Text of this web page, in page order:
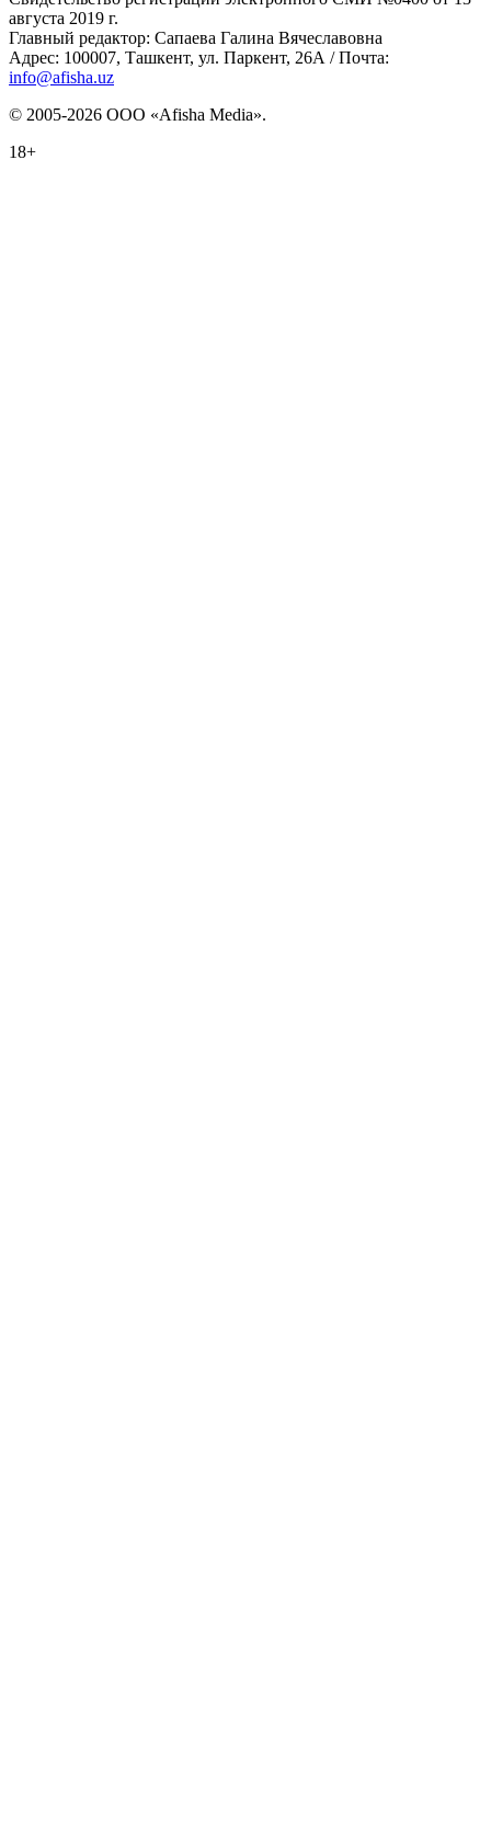
августа 2019 г.
Главный редактор: Сапаева Галина Вячеславовна
Адрес: 100007, Ташкент, ул. Паркент, 26А / Почта:
info@afisha.uz
© 2005-2026 ООО «Afisha Media».
18+